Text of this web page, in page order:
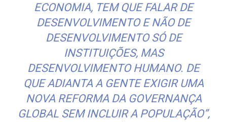
ECONOMIA, TEM QUE FALAR DE
DESENVOLVIMENTO E NÃO DE
DESENVOLVIMENTO SÓ DE
INSTITUIÇÕES, MAS
DESENVOLVIMENTO HUMANO. DE
QUE ADIANTA A GENTE EXIGIR UMA
NOVA REFORMA DA GOVERNANÇA
GLOBAL SEM INCLUIR A POPULAÇÃO”,